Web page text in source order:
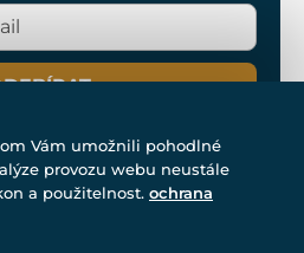
www.drakkaria.cz 2007-2026.
Vám umožnili pohodlné
provozu webu neustále
a použitelnost. ochrana